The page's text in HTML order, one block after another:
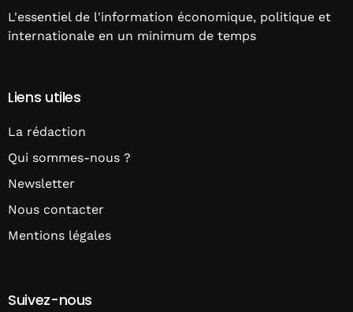
L'essentiel de l'information économique, politique et
internationale en un minimum de temps
Liens utiles
La rédaction
Qui sommes-nous ?
Newsletter
Nous contacter
Mentions légales
Suivez-nous